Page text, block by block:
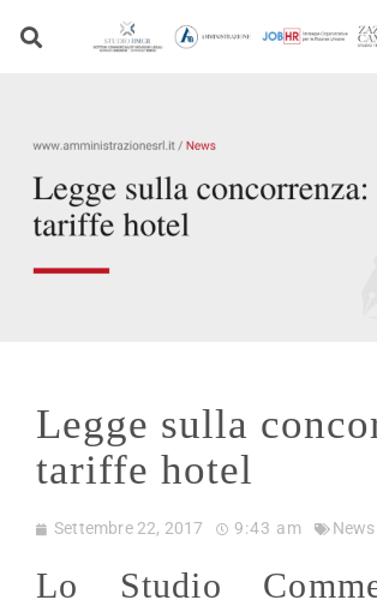
Legge sulla
tariffe hotel
Settembre 22, 2017 9:43 am News
Lo Studio